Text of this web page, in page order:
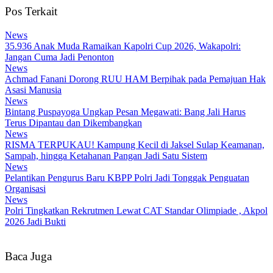
Pos Terkait
News
35.936 Anak Muda Ramaikan Kapolri Cup 2026, Wakapolri:
Jangan Cuma Jadi Penonton
News
Achmad Fanani Dorong RUU HAM Berpihak pada Pemajuan Hak
Asasi Manusia
News
Bintang Puspayoga Ungkap Pesan Megawati: Bang Jali Harus
Terus Dipantau dan Dikembangkan
News
RISMA TERPUKAU! Kampung Kecil di Jaksel Sulap Keamanan,
Sampah, hingga Ketahanan Pangan Jadi Satu Sistem
News
Pelantikan Pengurus Baru KBPP Polri Jadi Tonggak Penguatan
Organisasi
News
Polri Tingkatkan Rekrutmen Lewat CAT Standar Olimpiade , Akpol
2026 Jadi Bukti
Baca Juga